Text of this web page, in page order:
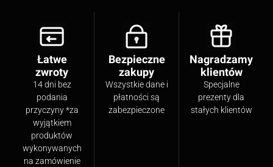
Łatwe
zwroty
14 dni bez
podania
przyczyny *za
wyjątkiem
produktów
wykonywanych
na zamówienie
Bezpieczne
zakupy
Wszystkie dane i
płatności są
zabezpieczone
Nagradzamy
klientów
Specjalne
prezenty dla
stałych klientów